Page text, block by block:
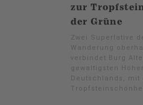
zur
der Grüne
Zwei Superlative
Wanderung
verbindet Burg
gewaltigsten
Deutschlands, mit